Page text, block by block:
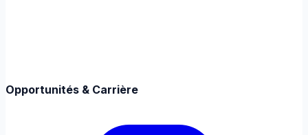
Opportunités & Carrière